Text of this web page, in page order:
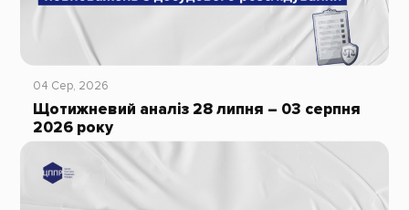
04 Сер, 2026
Щотижневий аналіз 28 липня – 03 серпня
2026 року